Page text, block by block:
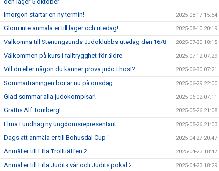
och läger 5 oktober
Imorgon startar en ny termin! 2025-08-17 15:54
Glöm inte anmäla er till läger och utedag! 2025-08-10 20:19
Välkomna till Stenungsunds Judoklubbs utedag den 16/8 2025-07-30 18:15
Välkommen på kurs i falltrygghet för äldre 2025-07-12 07:29
Vill du eller någon du känner prova judo i höst? 2025-06-30 07:21
Sommarträningen börjar nu på onsdag. 2025-06-29 22:00
Glad sommar alla judokompisar! 2025-06-02 07:11
Grattis Alf Tornberg! 2025-05-26 21:08
Elma Lundhag ny ungdomsrepresentant 2025-05-26 21:03
Dags att anmäla er till Bohusdal Cup 1 2025-04-27 20:47
Anmäl er till Lilla Trollträffen 2 2025-04-23 18:47
Anmäl er till Lilla Judits vår och Judits pokal 2 2025-04-23 18:29